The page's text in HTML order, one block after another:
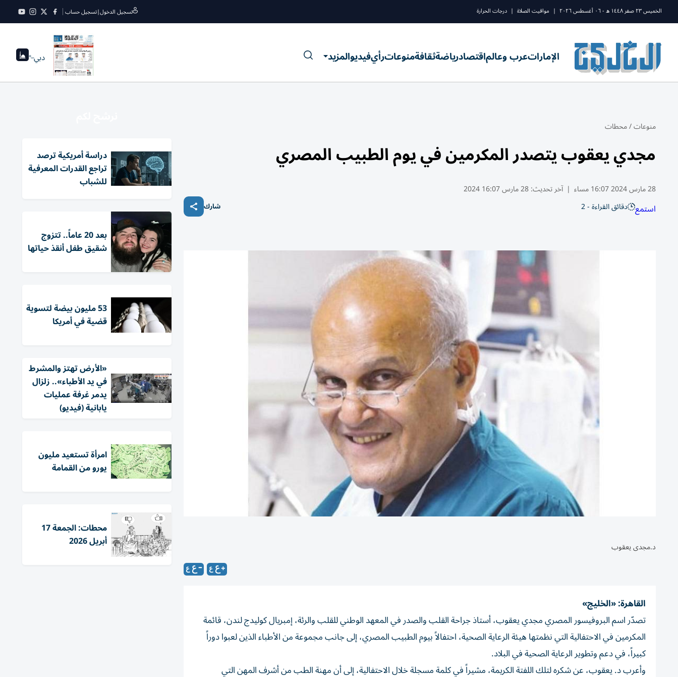
الخميس ٢٣ صفر ١٤٤٨ ه - ٠٦ أغسطس ٢٠٢٦ | مواقيت الصلاة | درجات الحرارة تسجيل الدخول|تسجيل حساب
الإماراتعرب وعالماقتصادرياضةثقافةمنوعاترأيفيديوالمزيد دبي--°
منوعات/محطات
مجدي يعقوب يتصدر المكرمين في يوم الطبيب المصري
28 مارس 2024 16:07 مساء | آخر تحديث:28 مارس 16:07 2024
استمع دقائق القراءة - 2 شارك
د.مجدى يعقوب
القاهرة: «الخليج»
تصدّر اسم البروفيسور المصري مجدي يعقوب، أستاذ جراحة القلب والصدر في المعهد الوطني للقلب والرئة، إمبريال كوليدج لندن، قائمة
المكرمين في الاحتفالية التي نظمتها هيئة الرعاية الصحية، احتفالاً بيوم الطبيب المصري، إلى جانب مجموعة من الأطباء الذين لعبوا دوراً
كبيراً، في دعم وتطوير الرعاية الصحية في البلاد.
وأعرب د. يعقوب، عن شكره لتلك اللفتة الكريمة، مشيراً في كلمة مسجلة خلال الاحتفالية، إلى أن مهنة الطب من أشرف المهن التي
دراسة أمريكية ترصد
تراجع القدرات المعرفية
للشباب
بعد 20 عاماً.. تتزوج
شقيق طفل أنقذ حياتها
53 مليون بيضة لتسوية
قضية في أمريكا
«الأرض تهتز والمشرط
في يد الأطباء».. زلزال
يدمر غرفة عمليات
يابانية (فيديو)
امرأة تستعيد مليون
يورو من القمامة
محطات: الجمعة 17
أبريل 2026